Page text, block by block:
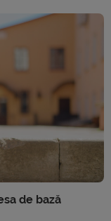
de bază